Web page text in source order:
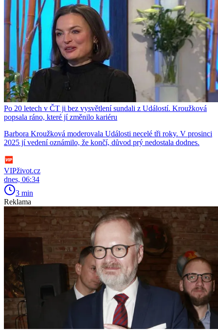
Po 20 letech v ČT ji bez vysvětlení sundali z Událostí. Kroužková
popsala ráno, které jí změnilo kariéru
Barbora Kroužková moderovala Události necelé tři roky. V prosinci
2025 jí vedení oznámilo, že končí, důvod prý nedostala dodnes.
VIPživot.cz
dnes, 06:34
3 min
Reklama